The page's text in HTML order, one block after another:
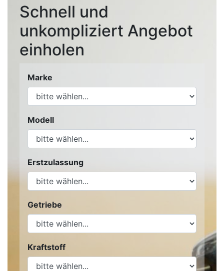
Schnell und
unkompliziert Angebot
einholen
Marke
Modell
Erstzulassung
Getriebe
Kraftstoff